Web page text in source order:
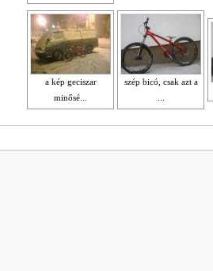
a kép geciszar
minősé...
szép bicó, csak azt a